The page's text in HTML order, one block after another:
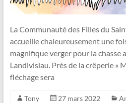
La Communauté des Filles du
accueille chaleureusement une
magnifique verger pour la chasse
Landivisiau. Près de la crêperie «
fléchage sera
Tony 27 mars 2022